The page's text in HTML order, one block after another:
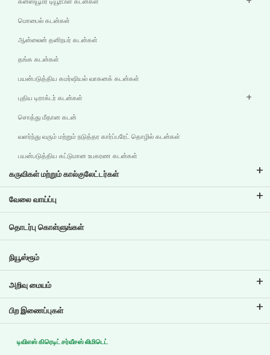
மொபைல் கடன்கள்
ஆன்லைன் தனிநபர் கடன்கள்
தங்க கடன்கள்
பயன்படுத்திய கமர்ஷியல் வாகனக் கடன்கள்
புதிய டிராக்டர் கடன்கள்
சொத்து மீதான கடன்
வளர்ந்து வரும் மற்றும் நடுத்தர கார்ப்பரேட் தொழில் கடன்கள்
பயன்படுத்திய கட்டுமான உபகரண கடன்கள்
கருவிகள் மற்றும் கால்குலேட்டர்கள்
இஎம்ஐ கால்குலேட்டர்
இரு சக்கர வாகனக் கடன் இஎம்ஐ கால்குலேட்டர்
கார் மதிப்பீட்டு கருவி
வேலை வாய்ப்பு
தற்போதைய வேலை வாய்ப்புகள்
தொடர்பு கொள்ளுங்கள்
நியூஸ்ரூம்
அறிவு மையம்
வலைப்பதிவுகள்
அடிக்கடி கேட்கப்படும் கேள்விகள்
சான்றுகள்
பிற இணைப்புகள்
டீலர் இருப்பிடம்
டிவிஎஸ் கிரெடிட் சர்வீசஸ் லிமிடெட்